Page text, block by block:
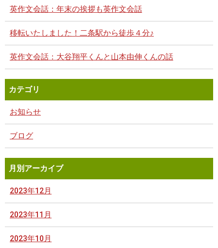
英作文会話：年末の挨拶も英作文会話
移転いたしました！二条駅から徒歩４分♪
英作文会話：大谷翔平くんと山本由伸くんの話
カテゴリ
お知らせ
ブログ
月別アーカイブ
2023年12月
2023年11月
2023年10月